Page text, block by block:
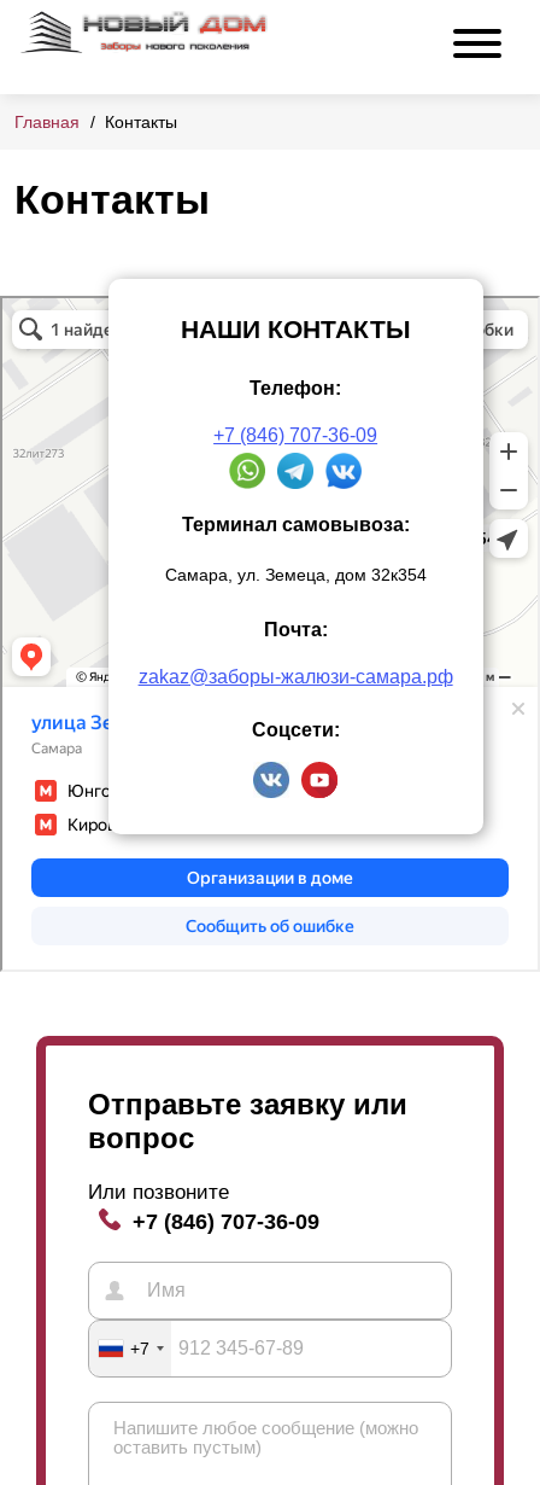
Главная Контакты
Контакты
НАШИ КОНТАКТЫ
Телефон:
+7 (846) 707-36-09
Терминал самовывоза:
Самара, ул. Земеца, дом 32к354
Почта:
zakaz@заборы-жалюзи-самара.рф
Соцсети:
Отправьте заявку или
вопрос
Или позвоните
+7 (846) 707-36-09
+7